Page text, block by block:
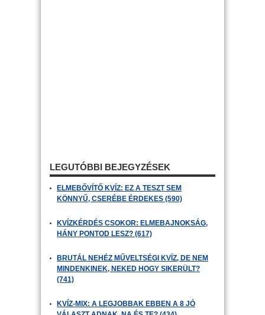
LEGUTÓBBI BEJEGYZÉSEK
ELMEBŐVÍTŐ KVÍZ: EZ A TESZT SEM
KÖNNYŰ, CSERÉBE ÉRDEKES (590)
KVÍZKÉRDÉS CSOKOR: ELMEBAJNOKSÁG,
HÁNY PONTOD LESZ? (617)
BRUTÁL NEHÉZ MŰVELTSÉGI KVÍZ, DE NEM
MINDENKINEK, NEKED HOGY SIKERÜLT?
(741)
KVÍZ-MIX: A LEGJOBBAK EBBEN A 8 JÓ